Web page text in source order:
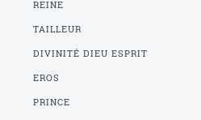
REINE
TAILLEUR
DIVINITÉ DIEU ESPRIT
EROS
PRINCE